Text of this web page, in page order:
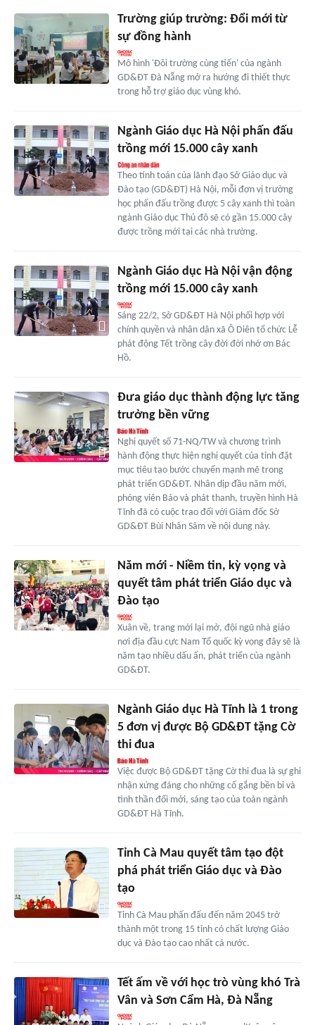
Trường giúp trường: Đổi mới từ
sự đồng hành
Mô hình 'Đôi trường cùng tiến' của ngành
GD&ĐT Đà Nẵng mở ra hướng đi thiết thực
trong hỗ trợ giáo dục vùng khó.
Ngành Giáo dục Hà Nội phấn đấu
trồng mới 15.000 cây xanh
Theo tính toán của lãnh đạo Sở Giáo dục và
Đào tạo (GD&ĐT) Hà Nội, mỗi đơn vị trường
học phấn đấu trồng được 5 cây xanh thì toàn
ngành Giáo dục Thủ đô sẽ có gần 15.000 cây
được trồng mới tại các nhà trường.
Ngành Giáo dục Hà Nội vận động
trồng mới 15.000 cây xanh
Sáng 22/2, Sở GD&ĐT Hà Nội phối hợp với
chính quyền và nhân dân xã Ô Diên tổ chức Lễ
phát động Tết trồng cây đời đời nhớ ơn Bác
Hồ.
Đưa giáo dục thành động lực tăng
trưởng bền vững
Nghị quyết số 71-NQ/TW và chương trình
hành động thực hiện nghị quyết của tỉnh đặt
mục tiêu tạo bước chuyển mạnh mẽ trong
phát triển GD&ĐT. Nhân dịp đầu năm mới,
phóng viên Báo và phát thanh, truyền hình Hà
Tĩnh đã có cuộc trao đổi với Giám đốc Sở
GD&ĐT Bùi Nhân Sâm về nội dung này.
Năm mới - Niềm tin, kỳ vọng và
quyết tâm phát triển Giáo dục và
Đào tạo
Xuân về, trang mới lại mở, đội ngũ nhà giáo
nơi địa đầu cực Nam Tổ quốc kỳ vọng đây sẽ là
năm tạo nhiều dấu ấn, phát triển của ngành
GD&ĐT.
Ngành Giáo dục Hà Tĩnh là 1 trong
5 đơn vị được Bộ GD&ĐT tặng Cờ
thi đua
Việc được Bộ GD&ĐT tặng Cờ thi đua là sự ghi
nhận xứng đáng cho những cố gắng bền bỉ và
tinh thần đổi mới, sáng tạo của toàn ngành
GD&ĐT Hà Tĩnh.
Tỉnh Cà Mau quyết tâm tạo đột
phá phát triển Giáo dục và Đào
tạo
Tỉnh Cà Mau phấn đấu đến năm 2045 trở
thành một trong 15 tỉnh có chất lượng Giáo
dục và Đào tạo cao nhất cả nước.
Tết ấm về với học trò vùng khó Trà
Vân và Sơn Cẩm Hà, Đà Nẵng